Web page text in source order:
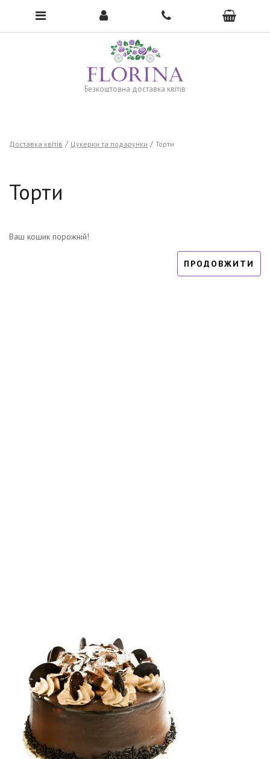
Безкоштовна доставка квітів
To open the menu, click here →
Доставка квітів Цукерки та подарунки Торти
Торти
Ваш кошик порожній!
ПРОДОВЖИТИ